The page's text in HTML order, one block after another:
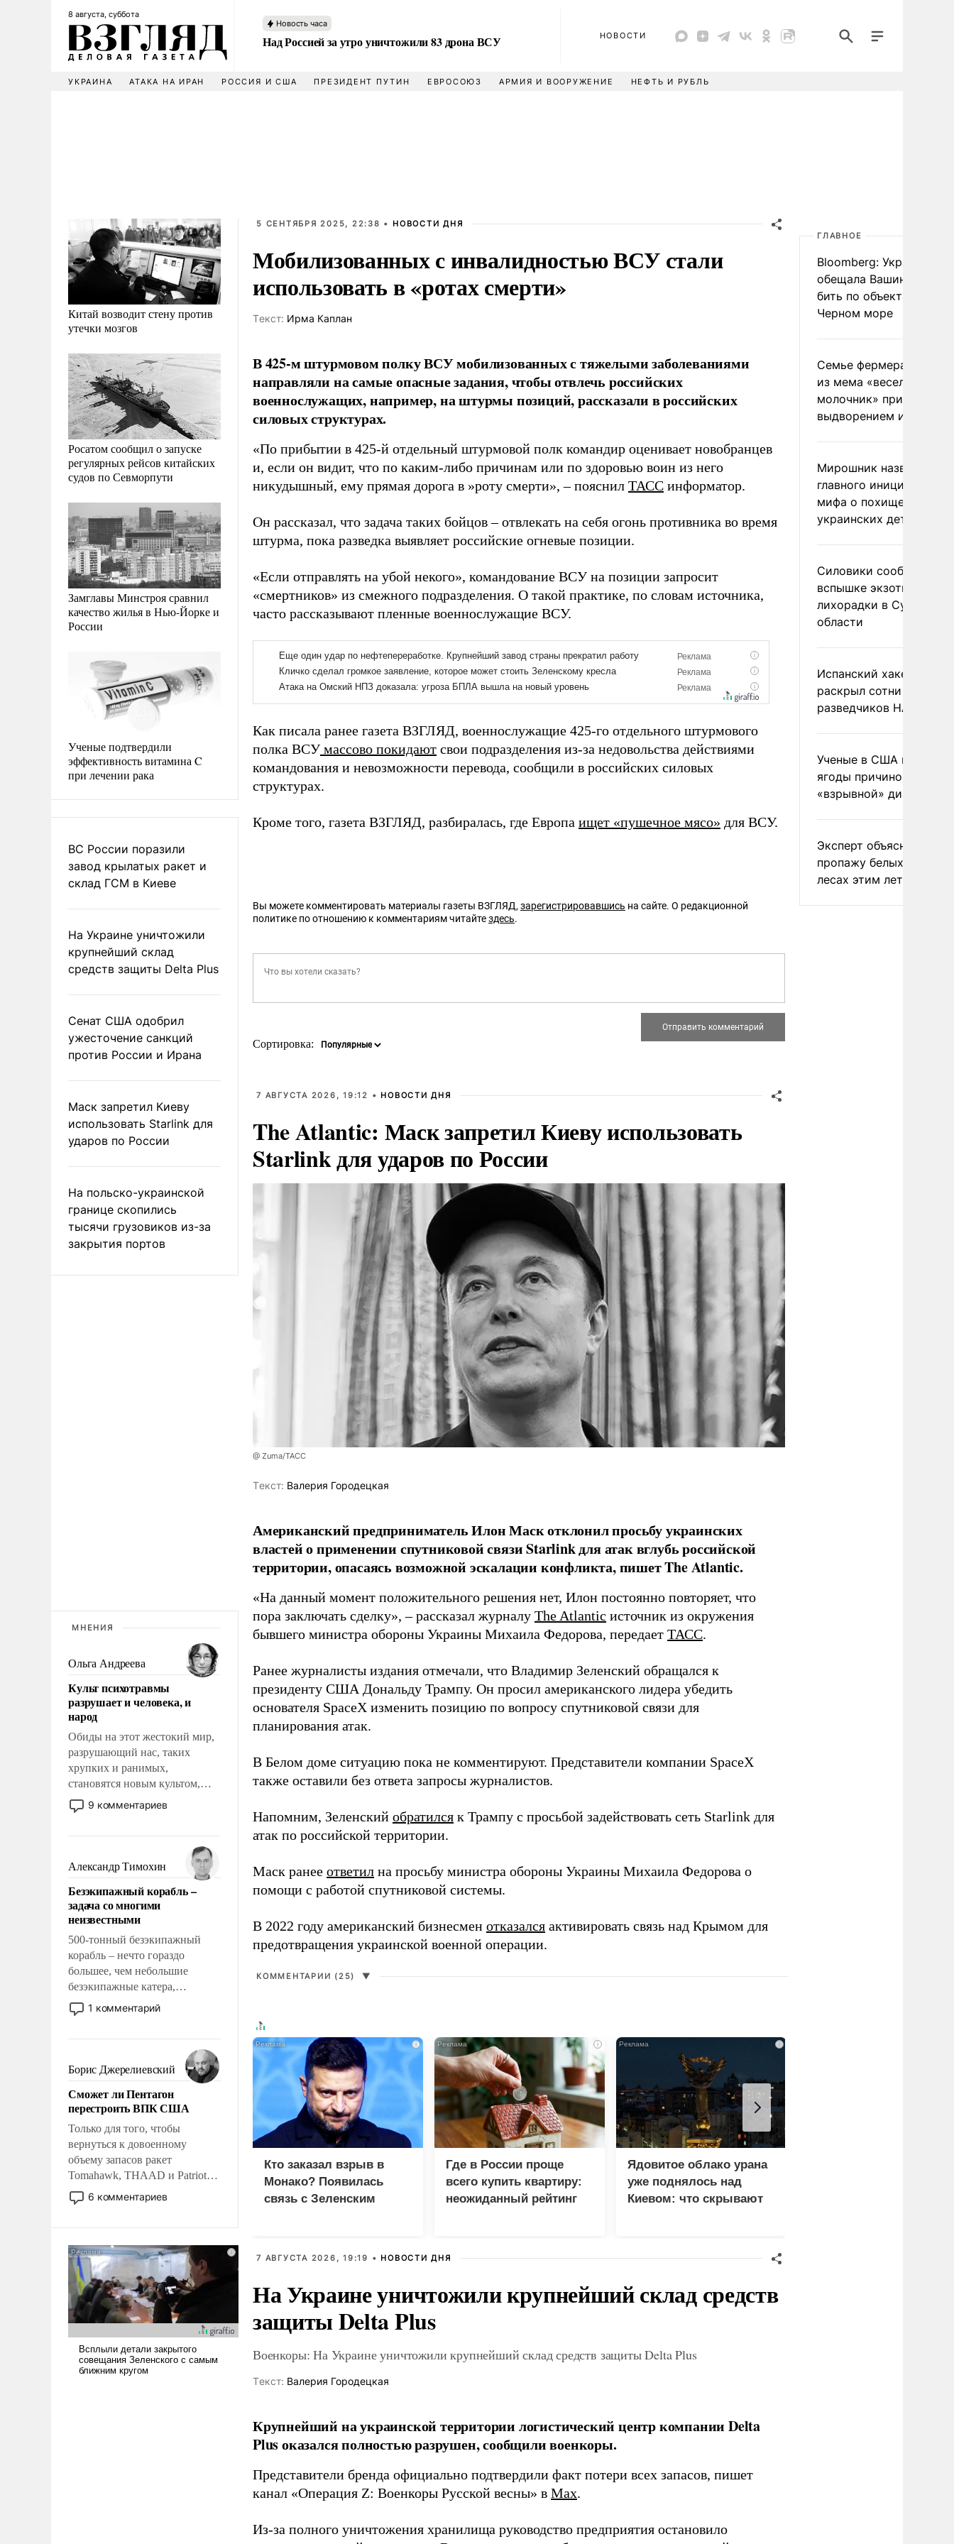
8 августа, суббота
Новость часа
Над Россией за утро уничтожили 83 дрона ВСУ НОВОСТИ
УКРАИНА АТАКА НА ИРАН РОССИЯ И США ПРЕЗИДЕНТ ПУТИН ЕВРОСОЮЗ АРМИЯ И ВООРУЖЕНИЕ НЕФТЬ И РУБЛЬ
Китай возводит стену против
утечки мозгов
Росатом сообщил о запуске
регулярных рейсов китайских
судов по Севморпути
Замглавы Минстроя сравнил
качество жилья в Нью-Йорке и
России
Ученые подтвердили
эффективность витамина C
при лечении рака
ВС России поразили
завод крылатых ракет и
склад ГСМ в Киеве
На Украине уничтожили
крупнейший склад
средств защиты Delta Plus
Сенат США одобрил
ужесточение санкций
против России и Ирана
Маск запретил Киеву
использовать Starlink для
ударов по России
На польско-украинской
границе скопились
тысячи грузовиков из-за
закрытия портов
МНЕНИЯ
Ольга Андреева
Культ психотравмы
разрушает и человека, и
народ
Обиды на этот жестокий мир,
разрушающий нас, таких
хрупких и ранимых,
становятся новым культом,
постепенно вытесняя и
отменяя традиционное
мужественным и твердым под
ударами судьбы, брать на себя
ответственность, помогать
слабым, идти вперед и
адаптироваться.
9 комментариев
Александр Тимохин
Безэкипажный корабль –
задача со многими
неизвестными
500-тонный безэкипажный
корабль – нечто гораздо
большее, чем небольшие
безэкипажные катера,
применение которых уже
стало обыденностью. Задача по
сложна и амбициозна. Однако
и ее реализация радикально
поднимет наши боевые
возможности.
1 комментарий
Борис Джерелиевский
Сможет ли Пентагон
перестроить ВПК США
Только для того, чтобы
вернуться к довоенному
объему запасов ракет
Tomahawk, THAAD и Patriot
США потребуется более трех
лет. Даже небольшая война с
Сложившаяся ситуация
означает многолетний период
уязвимости США, например,
перед Китаем.
6 комментариев
5 СЕНТЯБРЯ 2025, 22:38 • НОВОСТИ ДНЯ
Мобилизованных с инвалидностью ВСУ стали
использовать в «ротах смерти»
Tекст: Ирма Каплан
В 425-м штурмовом полку ВСУ мобилизованных с тяжелыми заболеваниями
направляли на самые опасные задания, чтобы отвлечь российских
военнослужащих, например, на штурмы позиций, рассказали в российских
силовых структурах.
«По прибытии в 425-й отдельный штурмовой полк командир оценивает новобранцев
и, если он видит, что по каким-либо причинам или по здоровью воин из него
никудышный, ему прямая дорога в »роту смерти», – пояснил ТАСС информатор.
Он рассказал, что задача таких бойцов – отвлекать на себя огонь противника во время
штурма, пока разведка выявляет российские огневые позиции.
«Если отправлять на убой некого», командование ВСУ на позиции запросит
«смертников» из смежного подразделения. О такой практике, по словам источника,
часто рассказывают пленные военнослужащие ВСУ.
Как писала ранее газета ВЗГЛЯД, военнослужащие 425-го отдельного штурмового
полка ВСУ массово покидают свои подразделения из-за недовольства действиями
командования и невозможности перевода, сообщили в российских силовых
структурах.
Кроме того, газета ВЗГЛЯД, разбиралась, где Европа ищет «пушечное мясо» для ВСУ.
Вы можете комментировать материалы газеты ВЗГЛЯД, зарегистрировавшись на сайте. О редакционной
политике по отношению к комментариям читайтездесь.
Сортировка:
7 АВГУСТА 2026, 19:12 • НОВОСТИ ДНЯ
The Atlantic: Маск запретил Киеву использовать
Starlink для ударов по России
@ Zuma/ТАСС
Tекст: Валерия Городецкая
Американский предприниматель Илон Маск отклонил просьбу украинских
властей о применении спутниковой связи Starlink для атак вглубь российской
территории, опасаясь возможной эскалации конфликта, пишет The Atlantic.
«На данный момент положительного решения нет, Илон постоянно повторяет, что
пора заключать сделку», – рассказал журналу The Atlantic источник из окружения
бывшего министра обороны Украины Михаила Федорова, передает ТАСС.
Ранее журналисты издания отмечали, что Владимир Зеленский обращался к
президенту США Дональду Трампу. Он просил американского лидера убедить
основателя SpaceX изменить позицию по вопросу спутниковой связи для
планирования атак.
В Белом доме ситуацию пока не комментируют. Представители компании SpaceX
также оставили без ответа запросы журналистов.
Напомним, Зеленский обратился к Трампу с просьбой задействовать сеть Starlink для
атак по российской территории.
Маск ранее ответил на просьбу министра обороны Украины Михаила Федорова о
помощи с работой спутниковой системы.
В 2022 году американский бизнесмен отказался активировать связь над Крымом для
предотвращения украинской военной операции.
КОММЕНТАРИИ (25) ▼
i
Кто заказал взрыв в
Монако? Появилась
связь с Зеленским
i
Где в России проще
всего купить квартиру:
неожиданный рейтинг
i
Ядовитое облако урана
уже поднялось над
Киевом: что скрывают
7 АВГУСТА 2026, 19:19 • НОВОСТИ ДНЯ
На Украине уничтожили крупнейший склад средств
защиты Delta Plus
Военкоры: На Украине уничтожили крупнейший склад средств защиты Delta Plus
Tекст: Валерия Городецкая
Крупнейший на украинской территории логистический центр компании Delta
Plus оказался полностью разрушен, сообщили военкоры.
Представители бренда официально подтвердили факт потери всех запасов, пишет
канал «Операция Z: Военкоры Русской весны» в Max.
Из-за полного уничтожения хранилища руководство предприятия остановило
ГЛАВНОЕ
Bloomberg: Украина
обещала Вашингтону не
бить по объектам КТК в
Черном море
Семье фермера
из мема «веселый
молочник» пригрозили
выдворением из
Мирошник назвал
главного инициатора
мифа о похищении
украинских детей
Силовики сообщили о
вспышке экзотической
лихорадки в Сумской
области
Испанский хакер Хиль
раскрыл сотни
разведчиков НАТО и
Ученые в США назвали
ягоды причиной
«взрывной» диареи
Эксперт объяснил
пропажу белых грибов
лесах этим летом